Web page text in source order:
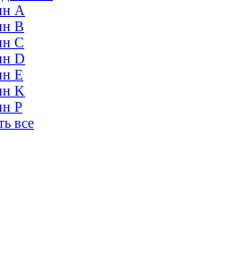
A
B
C
D
E
K
P
все